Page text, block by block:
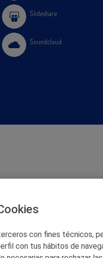
Slideshare
Soundcloud
con fines técnicos,
con tus hábitos de